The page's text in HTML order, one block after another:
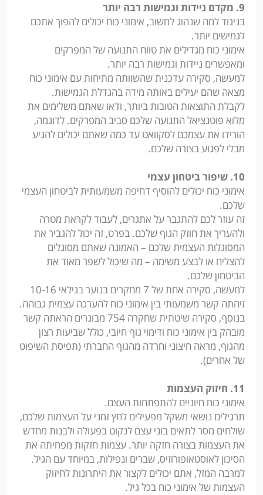
9. מקדם ניידות וגמישות רבה יותר
בניגוד למה שנהוג לחשוב, אימוני כוח יכולים להפוך אתכם
לגמישים יותר.
אימוני כוח מגדילים את טווח התנועה של המפרקים
ומאפשרים ניידות וגמישות רבה יותר.
למעשה, סקירה עדכנית שהשוותה מתיחות עם אימוני כוח
מצאה שהם יעילים באותה מידה בהגדלת הגמישות.
לקבלת התוצאות הטובות ביותר, ודאו שאתם משלימים את
מלוא פוטנציאל התנועה שלכם סביב המפרקים. לדוגמה,
הורידו את עצמכם לסקוואט עד כמה שאתם יכולים להגיע
מבלי לפגוע בצורה שלכם.
10. שיפור ביטחון עצמי
אימוני כוח יכולים להוסיף דחיפה משמעותית לביטחון העצמי
שלכם.
זה עוזר לכם להתגבר על אתגרים, לעבוד לקראת מטרה
ולהעריך את חוזק הגוף שלכם. בפרט, זה יכול להגביר את
המסוגלות העצמית שלכם – האמונה שאתם מסוגלים
להצליח או לבצע משימה – מה שיכול לשפר מאוד את
הביטחון שלכם.
למעשה, סקירה אחת של 7 מחקרים בנוער בגילאי 10-16
זיהתה קשר משמעותי בין אימוני כוח להערכה עצמית גבוהה.
בנוסף, סקירה שיטתית שחקרה 754 מבוגרים הראתה קשר
מובהק בין אימוני כוח ודימוי גוף חיובי, כולל שביעות רצון
מהגוף, מראה חיצוני וחרדה מהגוף החברתי (תפיסת השיפוט
של אחרים).
11. חיזוק העצמות
אימוני כוח חיוניים להתפתחות העצם.
תרגילים נושאי משקל מפעילים לחץ זמני על העצמות שלכם,
שולחים מסר לתאים בוני עצם לנקוט בפעולה ולבנות מחדש
את העצמות בצורה חזקה יותר. עצמות חזקות מפחיתה את
הסיכון לאוסטאופורוזיס, שברים ונפילות, במיוחד עם הגיל.
למרבה המזל, אתם יכולים לקצור את היתרונות לחיזוק
העצמות של אימוני כוח בכל גיל.